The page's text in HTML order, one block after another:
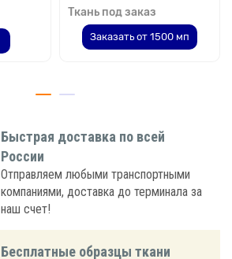
Ткань под заказ
Заказать от 1500 мп
Быстрая доставка по всей
России
Отправляем любыми транспортными
компаниями, доставка до терминала за
наш счет!
Бесплатные образцы ткани